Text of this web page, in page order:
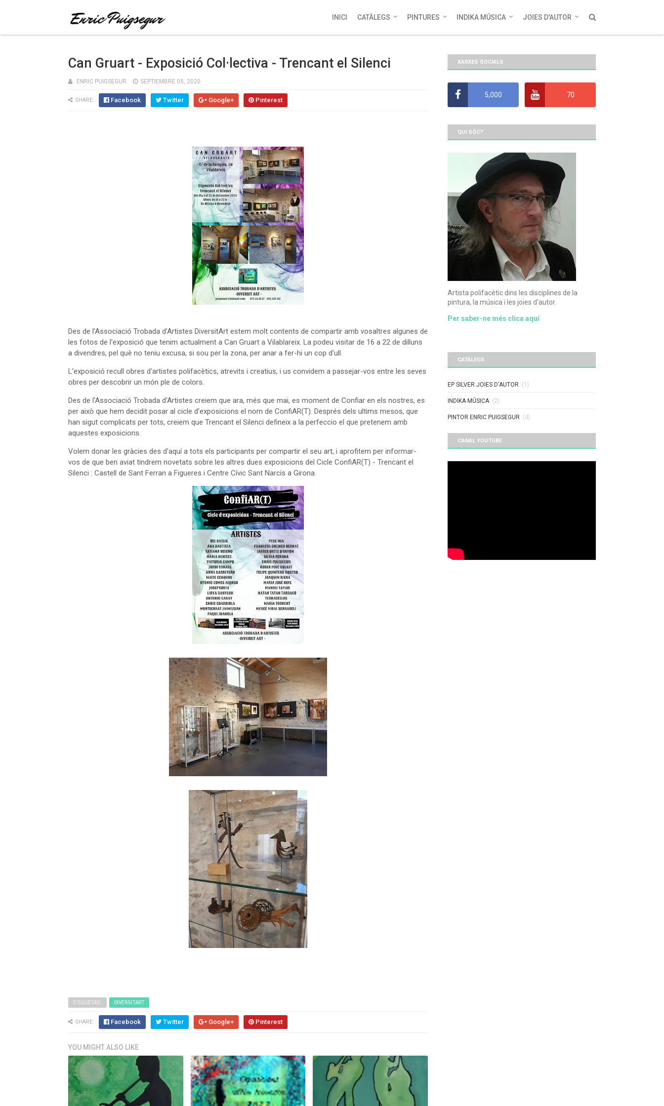
INICI CATÀLEGS PINTURES INDIKA MÚSICA JOIES D'AUTOR
Can Gruart - Exposició Col·lectiva - Trencant el Silenci
ENRIC PUIGSEGUR SEPTIEMBRE 05, 2020
SHARE: Facebook Twitter Google+ Pinterest
Des de l'Associació Trobada d'Artistes DiversitArt estem molt contents de compartir amb vosaltres algunes de
les fotos de l'exposició que tenim actualment a Can Gruart a Vilablareix. La podeu visitar de 16 a 22 de dilluns
a divendres, pel què no teniu excusa, si sou per la zona, per anar a fer-hi un cop d'ull.
L'exposició recull obres d'artistes polifacètics, atrevits i creatius, i us convidem a passejar-vos entre les seves
obres per descobrir un món ple de colors.
Des de l'Associació Trobada d'Artistes creiem que ara, més que mai, es moment de Confiar en els nostres, es
per això que hem decidit posar al cicle d'exposicions el nom de ConfiAR(T). Després dels ultims mesos, que
han sigut complicats per tots, creiem que Trencant el Silenci defineix a la perfeccio el que pretenem amb
aquestes exposicions.
Volem donar les gràcies des d'aquí a tots els participants per compartir el seu art, i aprofitem per informar-
vos de que ben aviat tindrem novetats sobre les altres dues exposicions del Cicle ConfiAR(T) - Trencant el
Silenci : Castell de Sant Ferran a Figueres i Centre Cívic Sant Narcís a Girona.
ETIQUETAS: DIVERSITART
SHARE: Facebook Twitter Google+ Pinterest
YOU MIGHT ALSO LIKE
XARXES SOCIALS
5,000 70
QUI SÓC?
Artista polifacètic dins les disciplines de la
pintura, la música i les joies d'autor.
Per saber-ne més clica aquí
CATÀLEGS
EP SILVER JOIES D'AUTOR (1)
INDIKA MÚSICA (2)
PINTOR ENRIC PUIGSEGUR (4)
CANAL YOUTUBE